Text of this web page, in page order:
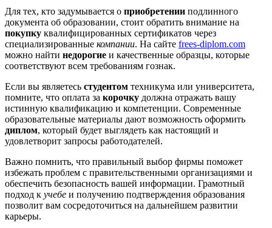
Для тех, кто задумывается о приобретении подлинного
документа об образовании, стоит обратить внимание на
покупку квалифицированных сертификатов через
специализированные компании. На сайте frees-diplom.com
можно найти недорогие и качественные образцы, которые
соответствуют всем требованиям гознак.
Если вы являетесь студентом техникума или университета,
помните, что оплата за корочку должна отражать вашу
истинную квалификацию и компетенции. Современные
образовательные материалы дают возможность оформить
диплом, который будет выглядеть как настоящий и
удовлетворит запросы работодателей.
Важно помнить, что правильный выбор фирмы поможет
избежать проблем с правительственными организациями и
обеспечить безопасность вашей информации. Грамотный
подход к учебе и получению подтверждения образования
позволит вам сосредоточиться на дальнейшем развитии
карьеры.